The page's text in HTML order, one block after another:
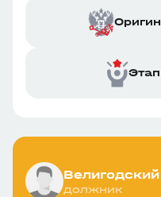
должник